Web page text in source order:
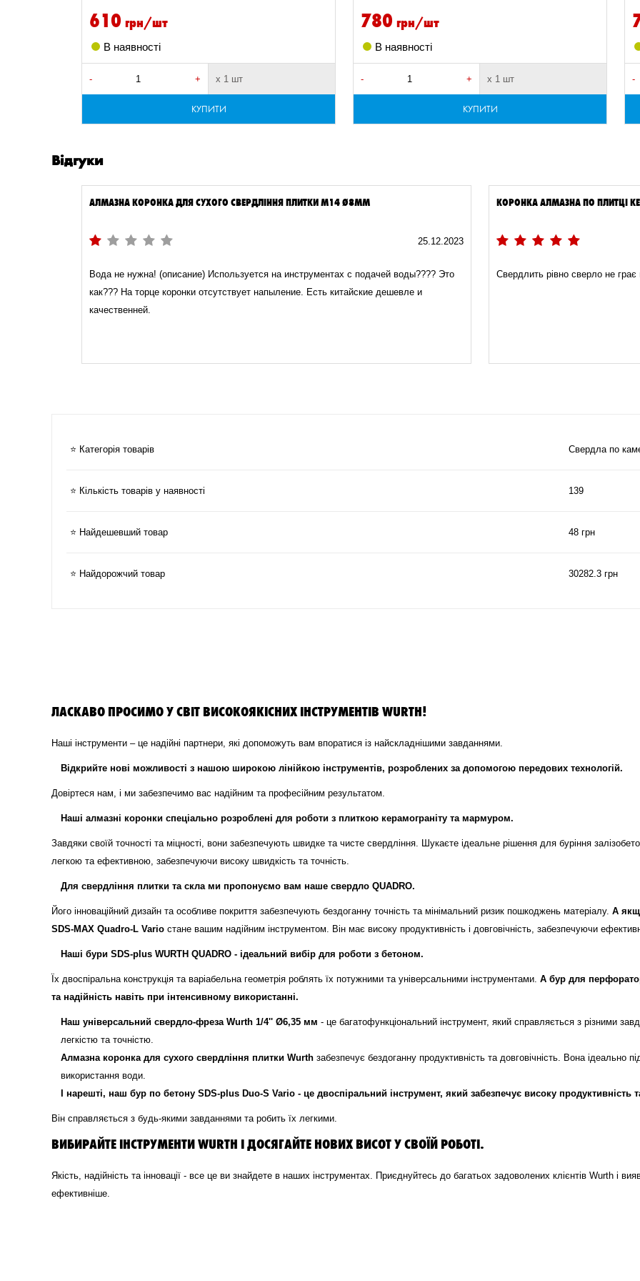
265 мм
310 мм 2
340 мм
450 мм 9
610 грн/шт
В наявності
- + х 1 шт
КУПИТИ
780 грн/шт
В наявності
- + х 1 шт
КУПИТИ
-
Відгуки
АЛМАЗНА КОРОНКА ДЛЯ СУХОГО СВЕРДЛІННЯ ПЛИТКИ M14 Ø8ММ
25.12.2023
Вода не нужна! (описание) Используется на инструментах с подачей воды???? Это
как??? На торце коронки отсутствует напыление. Есть китайские дешевле и
качественней.
КОРОНКА АЛМАЗНА ПО ПЛИТЦІ
Свердлить рівно сверло не грає
⭐ Категорія товарів Свердла по
⭐ Кількість товарів у наявності 139
⭐ Найдешевший товар 48 грн
⭐ Найдорожчий товар 30282.3 грн
ЛАСКАВО ПРОСИМО У СВІТ ВИСОКОЯКІСНИХ ІНСТРУМЕНТІВ WURTH!
Наші інструменти – це надійні партнери, які допоможуть вам впоратися із найскладнішими завданнями.
Відкрийте нові можливості з нашою широкою лінійкою інструментів, розроблених за допомогою передових технологій.
Довіртеся нам, і ми забезпечимо вас надійним та професійним результатом.
Наші алмазні коронки спеціально розроблені для роботи з плиткою керамограніту та мармуром.
Завдяки своїй точності та міцності, вони забезпечують швидке та чисте свердління. Шукаєте ідеальне рішення для буріння
легкою та ефективною, забезпечуючи високу швидкість та точність.
Для свердління плитки та скла ми пропонуємо вам наше свердло QUADRO.
Його інноваційний дизайн та особливе покриття забезпечують бездоганну точність та мінімальний ризик пошкоджень матеріалу. А
SDS-MAX Quadro-L Vario стане вашим надійним інструментом. Він має високу продуктивність і довговічність, забезпечуючи
Наші бури SDS-plus WURTH QUADRO - ідеальний вибір для роботи з бетоном.
Їх двоспіральна конструкція та варіабельна геометрія роблять їх потужними та універсальними інструментами. А бур для
та надійність навіть при інтенсивному використанні.
Наш універсальний свердло-фреза Wurth 1/4'' Ø6,35 мм - це багатофункціональний інструмент, який справляється з різними
легкістю та точністю.
Алмазна коронка для сухого свердління плитки Wurth забезпечує бездоганну продуктивність та довговічність. Вона ідеально
використання води.
І нарешті, наш бур по бетону SDS-plus Duo-S Vario - це двоспіральний інструмент, який забезпечує високу продуктивність
Він справляється з будь-якими завданнями та робить їх легкими.
ВИБИРАЙТЕ ІНСТРУМЕНТИ WURTH І ДОСЯГАЙТЕ НОВИХ ВИСОТ У СВОЇЙ РОБОТІ.
Якість, надійність та інновації - все це ви знайдете в наших інструментах. Приєднуйтесь до багатьох задоволених клієнтів Wurth і
ефективніше.